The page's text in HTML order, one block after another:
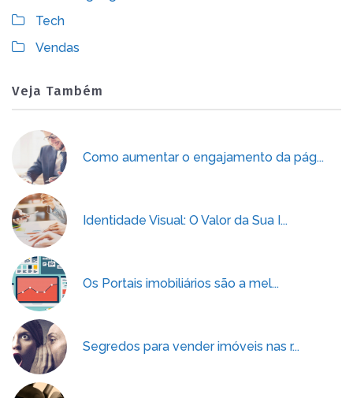
Tech
Vendas
Veja Também
Como aumentar o engajamento da pág...
Identidade Visual: O Valor da Sua I...
Os Portais imobiliários são a mel...
Segredos para vender imóveis nas r...